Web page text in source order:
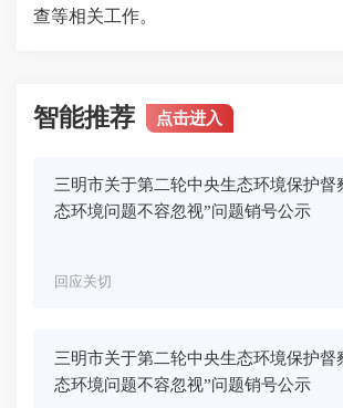
查等相关工作。
智能推荐 点击进入
三明市关于第二轮中央生态环境保护督
态环境问题不容忽视”问题销号公示
回应关切
三明市关于第二轮中央生态环境保护督
态环境问题不容忽视”问题销号公示